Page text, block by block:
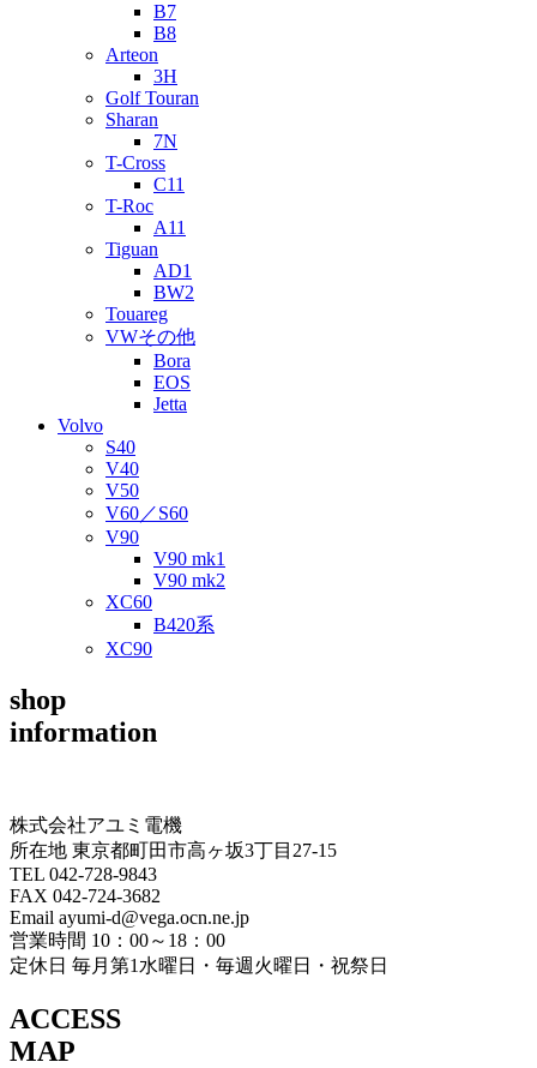
B7
B8
Arteon
3H
Golf Touran
Sharan
7N
T-Cross
C11
T-Roc
A11
Tiguan
AD1
BW2
Touareg
VWその他
Bora
EOS
Jetta
Volvo
S40
V40
V50
V60／S60
V90
V90 mk1
V90 mk2
XC60
B420系
XC90
shop
information
株式会社アユミ電機
所在地 東京都町田市高ヶ坂3丁目27‐15
TEL 042-728-9843
FAX 042-724-3682
Email ayumi-d@vega.ocn.ne.jp
営業時間 10：00～18：00
定休日 毎月第1水曜日・毎週火曜日・祝祭日
ACCESS
MAP